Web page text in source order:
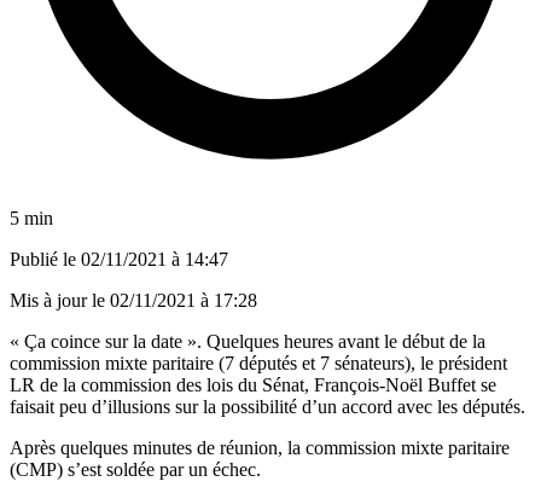
5 min
Publié le 02/11/2021 à 14:47
Mis à jour le 02/11/2021 à 17:28
« Ça coince sur la date ». Quelques heures avant le début de la
commission mixte paritaire (7 députés et 7 sénateurs), le président
LR de la commission des lois du Sénat, François-Noël Buffet se
faisait peu d’illusions sur la possibilité d’un accord avec les députés.
Après quelques minutes de réunion, la commission mixte paritaire
(CMP) s’est soldée par un échec.